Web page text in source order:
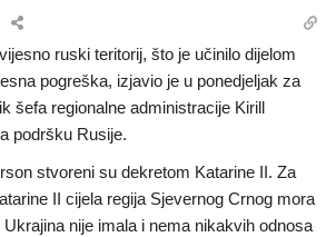
ruski teritorij, što je učinilo dijelom
pogreška, izjavio je u ponedjeljak za
šefa regionalne administracije Kirill
podršku Rusije.
stvoreni su dekretom Katarine II. Za
II cijela regija Sjevernog Crnog mora
nije imala i nema nikakvih odnosa